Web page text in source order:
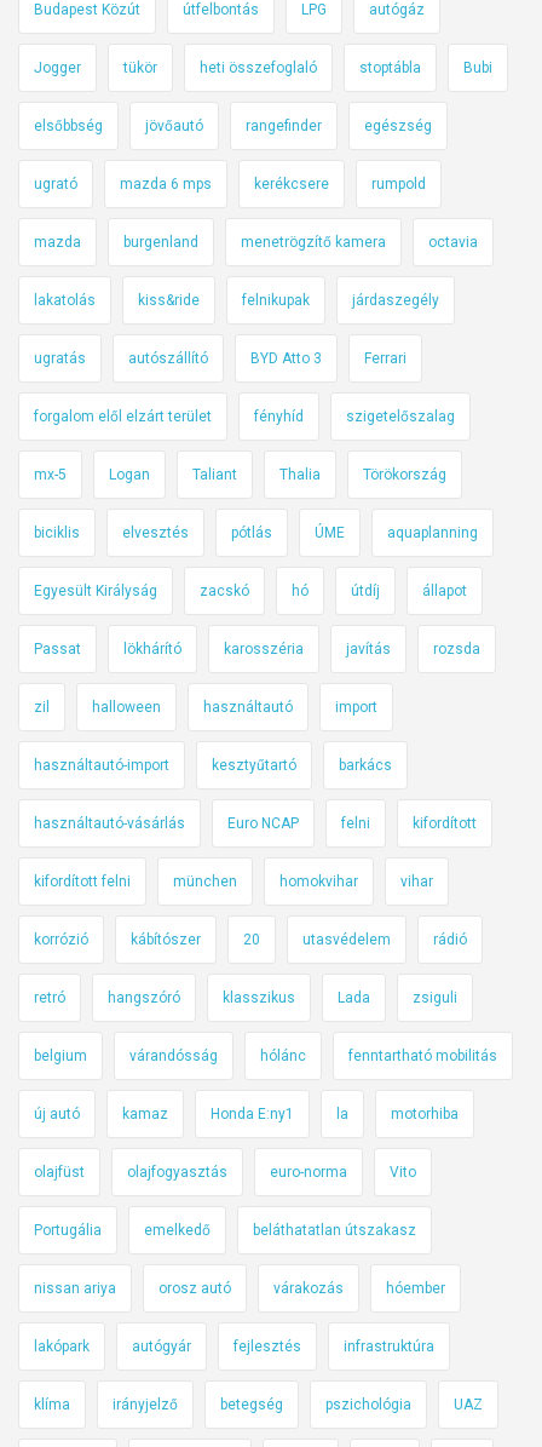
Budapest Közút útfelbontás LPG autógáz
Jogger tükör heti összefoglaló stoptábla Bubi
elsőbbség jövőautó rangefinder egészség
ugrató mazda 6 mps kerékcsere rumpold
mazda burgenland menetrögzítő kamera octavia
lakatolás kiss&ride felnikupak járdaszegély
ugratás autószállító BYD Atto 3 Ferrari
forgalom elől elzárt terület fényhíd szigetelőszalag
mx-5 Logan Taliant Thalia Törökország
biciklis elvesztés pótlás ÚME aquaplanning
Egyesült Királyság zacskó hó útdíj állapot
Passat lökhárító karosszéria javítás rozsda
zil halloween használtautó import
használtautó-import kesztyűtartó barkács
használtautó-vásárlás Euro NCAP felni kifordított
kifordított felni münchen homokvihar vihar
korrózió kábítószer 20 utasvédelem rádió
retró hangszóró klasszikus Lada zsiguli
belgium várandósság hólánc fenntartható mobilitás
új autó kamaz Honda E:ny1 la motorhiba
olajfüst olajfogyasztás euro-norma Vito
Portugália emelkedő beláthatatlan útszakasz
nissan ariya orosz autó várakozás hóember
lakópark autógyár fejlesztés infrastruktúra
klíma irányjelző betegség pszichológia UAZ